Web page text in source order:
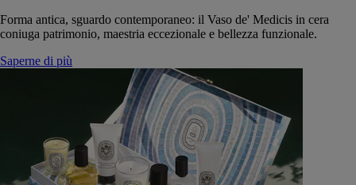
Forma antica, sguardo contemporaneo: il Vaso de' Medicis in cera
coniuga patrimonio, maestria eccezionale e bellezza funzionale.
Saperne di più